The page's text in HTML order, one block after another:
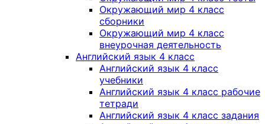
Окружающий мир 4 класс
сборники
Окружающий мир 4 класс
внеурочная деятельность
Английский язык 4 класс
Английский язык 4 класс
учебники
Английский язык 4 класс рабочие
тетради
Английский язык 4 класс задания